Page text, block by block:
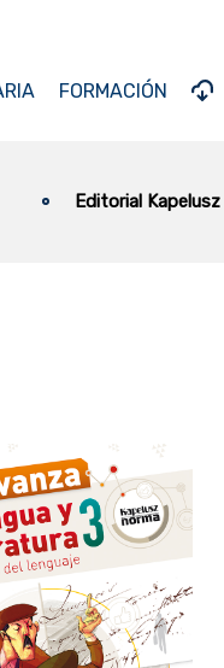
FORMACIÓN
Editorial Kapelusz